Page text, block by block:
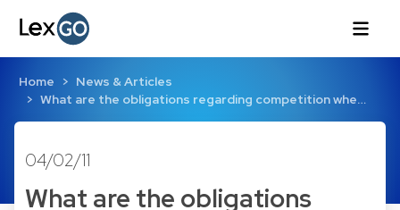
Home
News & Articles
What are the obligations regarding competition whe…
04/02/11
What are the obligations